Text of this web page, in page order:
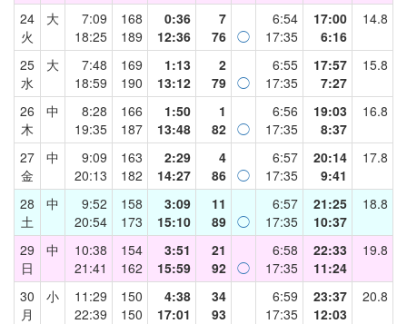
24
火
大
7:09
18:25
168
189
0:36
12:36
7
76 ◯
6:54
17:35
17:00
6:16
14.8
25
水
大
7:48
18:59
169
190
1:13
13:12
2
79 ◯
6:55
17:35
17:57
7:27
15.8
26
木
中
8:28
19:35
166
187
1:50
13:48
1
82 ◯
6:56
17:35
19:03
8:37
16.8
27
金
中
9:09
20:13
163
182
2:29
14:27
4
86 ◯
6:57
17:35
20:14
9:41
17.8
28
土
中
9:52
20:54
158
173
3:09
15:10
11
89 ◯
6:57
17:35
21:25
10:37
18.8
29
日
中
10:38
21:41
154
162
3:51
15:59
21
92 ◯
6:58
17:35
22:33
11:24
19.8
30
月
小
11:29
22:39
150
150
4:38
17:01
34
93
6:59
17:35
23:37
12:03
20.8